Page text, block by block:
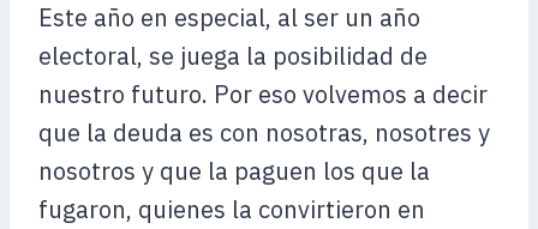
Este año en especial, al ser un año
electoral, se juega la posibilidad de
nuestro futuro. Por eso volvemos a decir
que la deuda es con nosotras, nosotres y
nosotros y que la paguen los que la
fugaron, quienes la convirtieron en